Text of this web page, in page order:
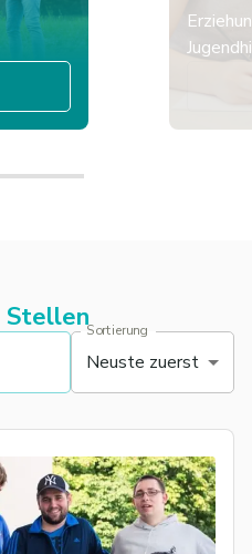
StellenSortierung
Neuste zuerst